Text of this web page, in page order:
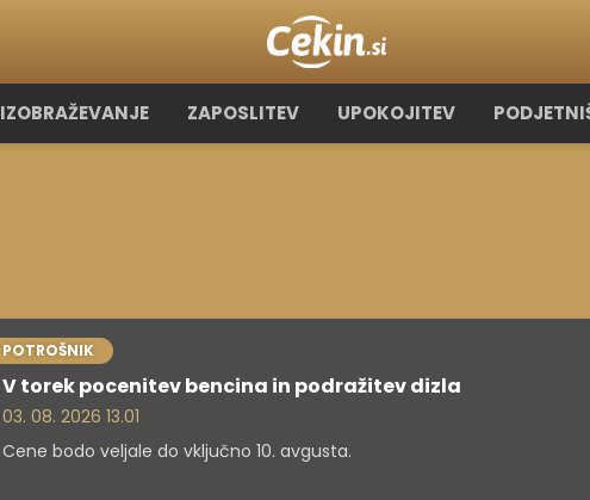
IZOBRAŽEVANJE ZAPOSLITEV UPOKOJITEV
POTROŠNIK
V torek pocenitev bencina in podražitev dizla
03. 08. 2026 13.01
Cene bodo veljale do vključno 10. avgusta.